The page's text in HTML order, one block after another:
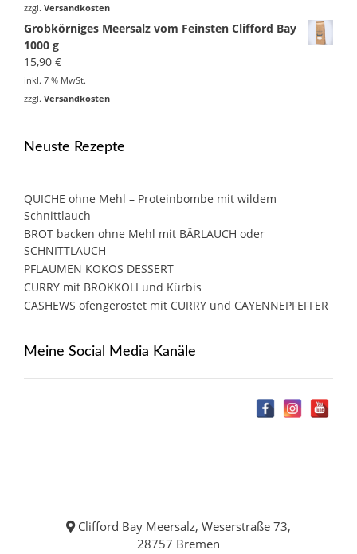
zzgl. Versandkosten
Grobkörniges Meersalz vom Feinsten Clifford Bay
1000 g
15,90 €
inkl. 7 % MwSt.
zzgl. Versandkosten
Neuste Rezepte
QUICHE ohne Mehl – Proteinbombe mit wildem
Schnittlauch
BROT backen ohne Mehl mit BÄRLAUCH oder
SCHNITTLAUCH
PFLAUMEN KOKOS DESSERT
CURRY mit BROKKOLI und Kürbis
CASHEWS ofengeröstet mit CURRY und CAYENNEPFEFFER
Meine Social Media Kanäle
Clifford Bay Meersalz, Weserstraße 73,
28757 Bremen